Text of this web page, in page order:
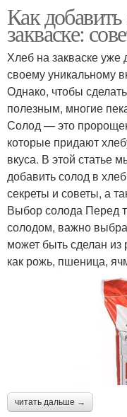
Как
закваске:
Хлеб на закваске уже
своему уникальному
Однако, чтобы
полезным, многие
Солод — это
которые придают
вкуса. В этой статье
добавить солод в
секреты и советы, а
Выбор солода Перед
солодом, важно
может быть сделан из
как рожь, пшеница,
читать дальше →